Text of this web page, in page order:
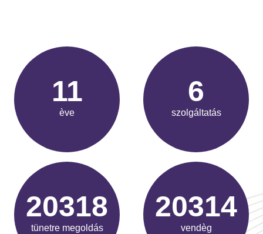
15
ève
7
szolgáltatás
26413
tünetre megoldás
26408
vendèg